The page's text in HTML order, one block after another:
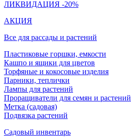
ЛИКВИДАЦИЯ -20%
АКЦИЯ
Все для рассады и растений
Пластиковые горшки, емкости
Кашпо и ящики для цветов
Торфяные и кокосовые изделия
Парники, теплички
Лампы для растений
Проращиватели для семян и растений
Метка (садовая)
Подвязка растений
Садовый инвентарь